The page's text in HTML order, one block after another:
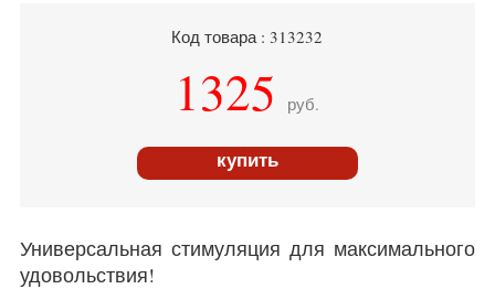
Код товара : 313232
1325 руб.
купить
Универсальная стимуляция для максимального
удовольствия!